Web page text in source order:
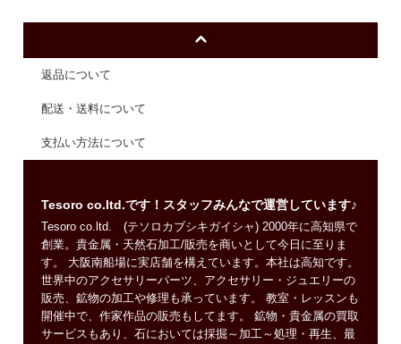
返品について
配送・送料について
支払い方法について
Tesoro co.ltd.です！スタッフみんなで運営しています♪
Tesoro co.ltd. (テソロカブシキガイシャ) 2000年に高知県で
創業。貴金属・天然石加工/販売を商いとして今日に至りま
す。 大阪南船場に実店舗を構えています。本社は高知です。
世界中のアクセサリーパーツ、アクセサリー・ジュエリーの
販売、鉱物の加工や修理も承っています。 教室・レッスンも
開催中で、作家作品の販売もしてます。 鉱物・貴金属の買取
サービスもあり、石においては採掘～加工～処理・再生、最